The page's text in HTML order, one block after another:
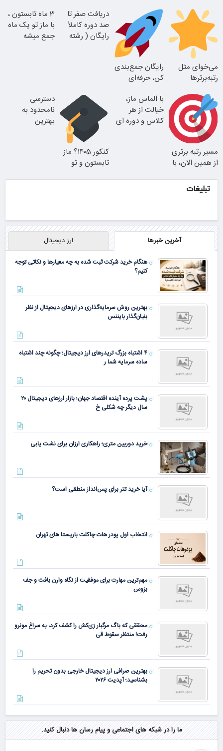
میکنه
می‌خوای مثل
رتبه‌برترها
الان دوره الماس
ماز رو شروع ک
رایگان جمع‌بندی
کن، حرفه‌ای
برتر شو!
دریافت صفر تا
صد دوره کاملاً
رایگان ( رشته
3 ماه تابستون ،
با ماز تو یک ماه
جمع میشه
مسیر رتبه برتری
از همین الان، با
شروع میشه!
با الماس ماز،
خیالت از هر
کلاس و دوره ای
کنکور ۱۴۰5؟ ماز
تابستون و تو
دسترسی
نامحدود به
بهترین
تبلیغات
آخرین خبرها ارز دیجیتال
هنگام خرید شرکت ثبت شده به چه معیارها و نکاتی توجه
کنیم؟
بهترین روش سرمایه‌گذاری در ارزهای دیجیتال از نظر
بنیان‌گذار بایننس
۴ اشتباه بزرگ تریدرهای ارز دیجیتال؛ چگونه چند اشتباه
ساده سرمایه شما ر
پشت پرده آینده اقتصاد جهان؛ بازار ارزهای دیجیتال ۲۰
سال دیگر چه شکلی خ
خرید دوربین متری؛ راهکاری ارزان برای نشت یابی
آیا خرید تتر برای پس‌انداز منطقی است؟
انتخاب اول پودر هات چاکلت باریستا های تهران
مهم‌ترین مهارت برای موفقیت از نگاه وارن بافت و جف
بزوس
محققی که باگ مرگبار زی‌کش را کشف کرد، به سراغ مونرو
رفت! منتظر سقوط قی
بهترین صرافی ارز دیجیتال خارجی بدون تحریم را
بشناسید؛ آپدیت ۲۰۲۶
ما را در شبکه های اجتماعی و پیام رسان ها دنبال کنید.